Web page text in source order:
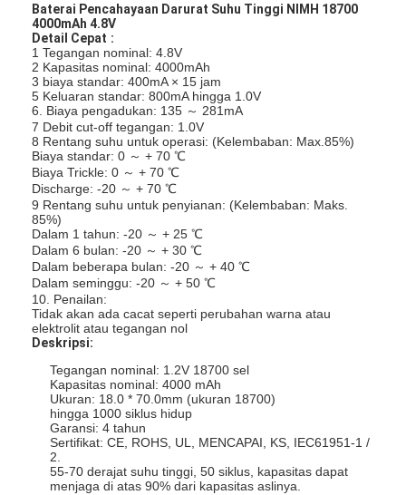
Baterai Pencahayaan Darurat Suhu Tinggi NIMH 18700
4000mAh 4.8V
Detail Cepat :
1 Tegangan nominal: 4.8V
2 Kapasitas nominal: 4000mAh
3 biaya standar: 400mA × 15 jam
5 Keluaran standar: 800mA hingga 1.0V
6. Biaya pengadukan: 135 ～ 281mA
7 Debit cut-off tegangan: 1.0V
8 Rentang suhu untuk operasi: (Kelembaban: Max.85%)
Biaya standar: 0 ～ + 70 ℃
Biaya Trickle: 0 ～ + 70 ℃
Discharge: -20 ～ + 70 ℃
9 Rentang suhu untuk penyianan: (Kelembaban: Maks.
85%)
Dalam 1 tahun: -20 ～ + 25 ℃
Dalam 6 bulan: -20 ～ + 30 ℃
Dalam beberapa bulan: -20 ～ + 40 ℃
Dalam seminggu: -20 ～ + 50 ℃
10. Penailan:
Tidak akan ada cacat seperti perubahan warna atau
elektrolit atau tegangan nol
Deskripsi:
Tegangan nominal: 1.2V 18700 sel
Kapasitas nominal: 4000 mAh
Ukuran: 18.0 * 70.0mm (ukuran 18700)
hingga 1000 siklus hidup
Garansi: 4 tahun
Sertifikat: CE, ROHS, UL, MENCAPAI, KS, IEC61951-1 /
2.
55-70 derajat suhu tinggi, 50 siklus, kapasitas dapat
menjaga di atas 90% dari kapasitas aslinya.